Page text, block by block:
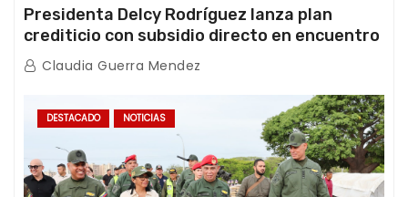
Presidenta Delcy Rodríguez lanza plan
crediticio con subsidio directo en encuentro
con Juntas de Condominio
Claudia Guerra Mendez
DESTACADO NOTICIAS